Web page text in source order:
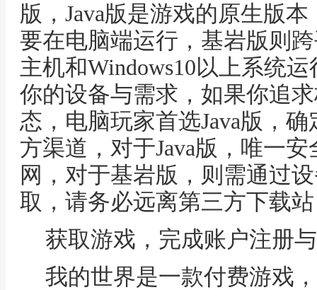
版，Java版是游戏的原生版
要在电脑端运行，基岩版则
主机和Windows10以上系统
你的设备与需求，如果你追
态，电脑玩家首选Java版，
方渠道，对于Java版，唯一
网，对于基岩版，则需通过
取，请务必远离第三方下载
获取游戏，完成账户注册
我的世界是一款付费游戏